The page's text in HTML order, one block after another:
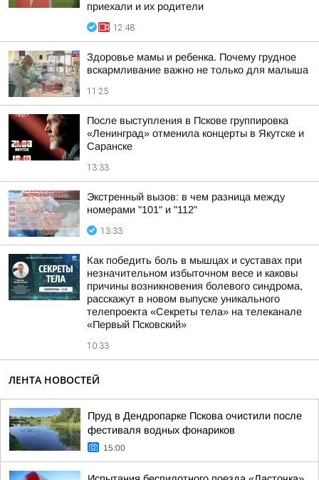
приехали и их родители
12:48
Здоровье мамы и ребенка. Почему грудное
вскармливание важно не только для малыша
11:25
После выступления в Пскове группировка
«Ленинград» отменила концерты в Якутске и
Саранске
13:33
Экстренный вызов: в чем разница между
номерами "101" и "112"
13:33
Как победить боль в мышцах и суставах при
незначительном избыточном весе и каковы
причины возникновения болевого синдрома,
расскажут в новом выпуске уникального
телепроекта «Секреты тела» на телеканале
«Первый Псковский»
10:33
ЛЕНТА НОВОСТЕЙ
Пруд в Дендропарке Пскова очистили после
фестиваля водных фонариков
15:00